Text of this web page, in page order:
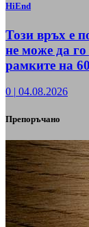
HiEnd
Този връх е
не може да го
рамките на
0 | 04.08.2026
Препоръчано